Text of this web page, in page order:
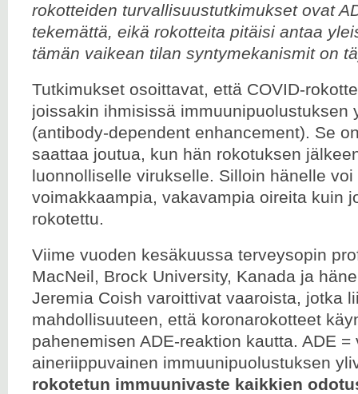
rokotteiden turvallisuustutkimukset ovat
tekemättä, eikä rokotteita pitäisi antaa
tämän vaikean tilan syntymekanismit on
Tutkimukset osoittavat, että COVID-
joissakin ihmisissä immuunipuolustuksen
(antibody-dependent enhancement). Se
saattaa joutua, kun hän rokotuksen
luonnolliselle virukselle. Silloin hänelle voi
voimakkaampia, vakavampia oireita kuin
rokotettu.
Viime vuoden kesäkuussa terveysopin
MacNeil, Brock University, Kanada ja
Jeremia Coish varoittivat vaaroista, jotka
mahdollisuuteen, että koronarokotteet
pahenemisen ADE-reaktion kautta. ADE =
aineriippuvainen immuunipuolustuksen
rokotetun immuunivaste kaikkien